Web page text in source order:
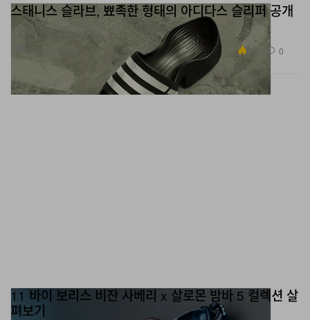
스태니스 슬라브, 뾰족한 형태의 아디다스 슬리퍼 공개
카이만 악어를 닮았다.
Nov 6, 2023 6.3K 0
11 바이 보리스 비잔 사베리 x 살로몬 밤바 5 컬렉션 살
펴보기